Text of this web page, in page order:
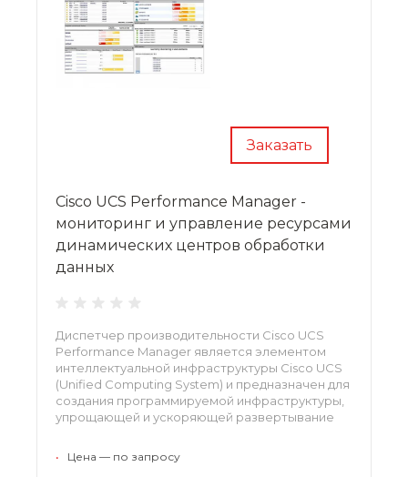
Заказать
Cisco UCS Performance Manager -
мониторинг и управление ресурсами
динамических центров обработки
данных
Диспетчер производительности Cisco UCS
Performance Manager является элементом
интеллектуальной инфраструктуры Cisco UCS
(Unified Computing System) и предназначен для
создания программируемой инфраструктуры,
упрощающей и ускоряющей развертывание
• Цена — по запросу